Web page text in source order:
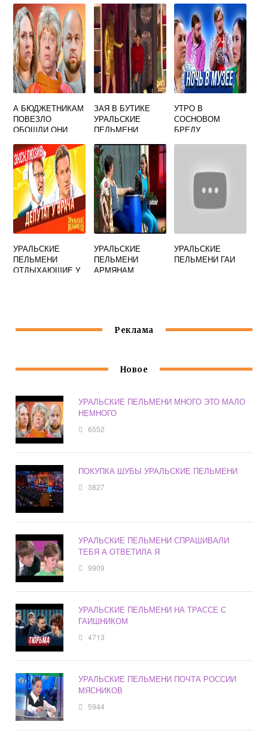
А БЮДЖЕТНИКАМ
ПОВЕЗЛО
ОБОШЛИ ОНИ
УРАЛЬСКИЕ
ПЕЛЬМЕНИ
ЗАЯ В БУТИКЕ
УРАЛЬСКИЕ
ПЕЛЬМЕНИ
УТРО В
СОСНОВОМ
БРЕДУ
УРАЛЬСКИЕ
ПЕЛЬМЕНИ
ОТДЫХАЮЩИЕ У
УРАЛЬСКИЕ
ПЕЛЬМЕНИ
АРМЯНАМ
УРАЛЬСКИЕ
ПЕЛЬМЕНИ ГАИ
Реклама
Новое
УРАЛЬСКИЕ ПЕЛЬМЕНИ МНОГО ЭТО МАЛО
НЕМНОГО
6552
ПОКУПКА ШУБЫ УРАЛЬСКИЕ ПЕЛЬМЕНИ
3827
УРАЛЬСКИЕ ПЕЛЬМЕНИ СПРАШИВАЛИ
ТЕБЯ А ОТВЕТИЛА Я
9909
УРАЛЬСКИЕ ПЕЛЬМЕНИ НА ТРАССЕ С
ГАИШНИКОМ
4713
УРАЛЬСКИЕ ПЕЛЬМЕНИ ПОЧТА РОССИИ
МЯСНИКОВ
5944